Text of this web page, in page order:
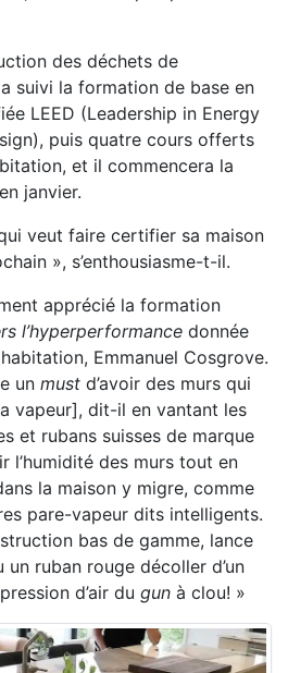
des déchets de
suivi la formation de base en
LEED (Leadership in Energy
puis quatre cours offerts
et il commencera la
janvier.
veut faire certifier sa maison
», s’enthousiasme-t-il.
apprécié la formation
l’hyperperformance donnée
Emmanuel Cosgrove.
un must d’avoir des murs qui
vapeur], dit-il en vantant les
et rubans suisses de marque
l’humidité des murs tout en
la maison y migre, comme
pare-vapeur dits intelligents.
bas de gamme, lance
un ruban rouge décoller d’un
d’air du gun à clou! »